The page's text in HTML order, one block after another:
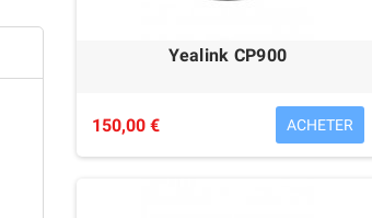
Yealink CP900
150,00 € ACHETER